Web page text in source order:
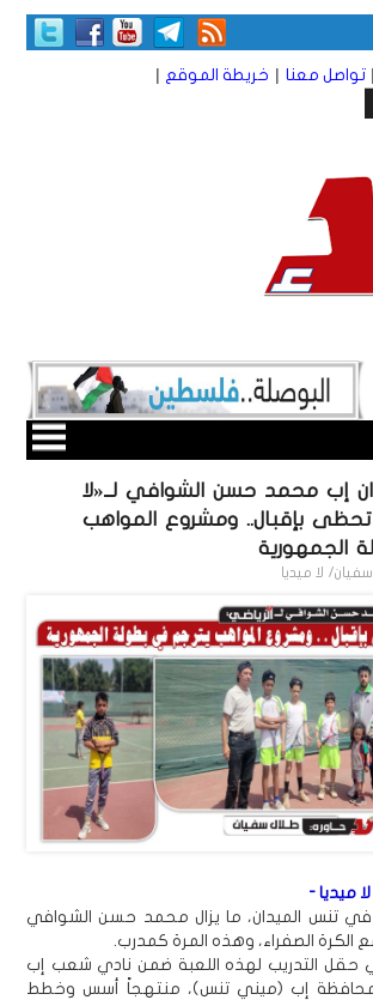
| تواصل معنا | خريطة الموقع |
إب محمد حسن الشوافي لــ«لا
تحظى بإقبال.. ومشروع المواهب
الجمهورية
لا ميديا
ميديا -
في تنس الميدان، ما يزال محمد حسن الشوافي
الصفراء، وهذه المرة كمدرب.
التدريب لهذه اللعبة ضمن نادي شعب إب
بمحافظة إب (ميني تنس)، منتهجاً أسس وخطط